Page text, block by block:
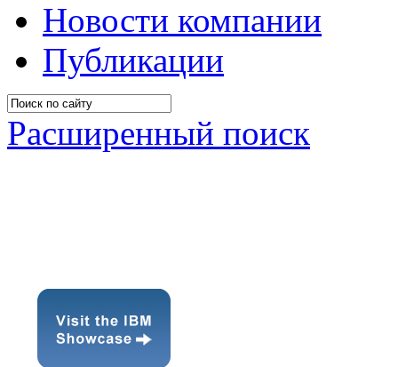
Новости компании
Публикации
Расширенный поиск